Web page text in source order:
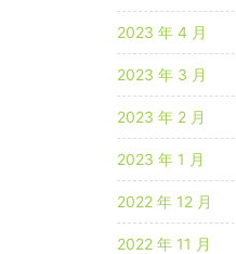
2023 年 4 月
2023 年 3 月
2023 年 2 月
2023 年 1 月
2022 年 12 月
2022 年 11 月